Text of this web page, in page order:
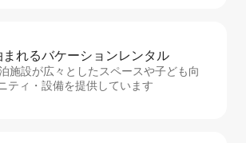
れるバ⁠ケ⁠ー⁠シ⁠ョ⁠ンレ⁠ン⁠タ⁠ル
施設が広々としたスペースや子ども向
ティ・設備を提供しています